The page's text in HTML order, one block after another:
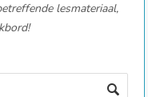
lesmateriaal,